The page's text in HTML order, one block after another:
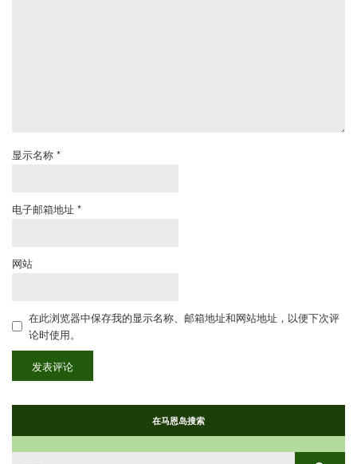
显示名称 *
电子邮箱地址 *
网站
在此浏览器中保存我的显示名称、邮箱地址和网站地址，以便下次评
论时使用。
在马恩岛搜索